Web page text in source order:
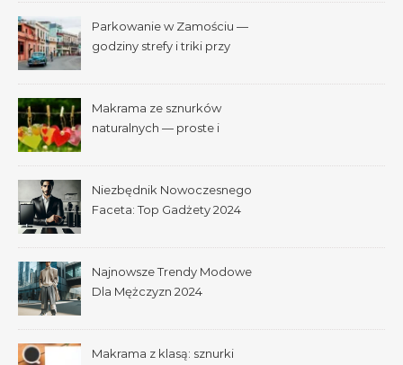
Parkowanie w Zamościu —
godziny strefy i triki przy
Makrama ze sznurków
naturalnych — proste i
Niezbędnik Nowoczesnego
Faceta: Top Gadżety 2024
Najnowsze Trendy Modowe
Dla Mężczyzn 2024
Makrama z klasą: sznurki